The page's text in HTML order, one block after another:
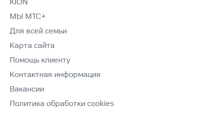
KION
МЫ МТС+
Для всей семьи
Карта сайта
Помощь клиенту
Контактная информация
Вакансии
Политика обработки cookies